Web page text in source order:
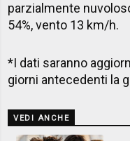
parzialmente
54%, vento 13 km/h.
*I dati saranno
giorni antecedenti la
VEDI ANCHE